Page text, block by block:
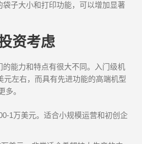
袋子大小和打印功能，可以增加显著
资考虑
能力和特点有很大不同。入门级机
元左右，而具有先进功能的高端机型
多。
1万美元。适合小规模运营和初创企